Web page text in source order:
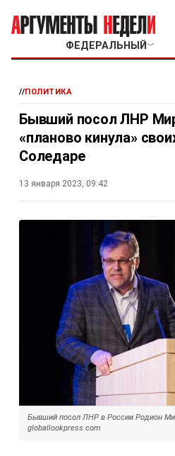
ФЕДЕРАЛЬНЫЙ ﹀
//ПОЛИТИКА
Бывший посол ЛНР
«планово кинула»
Соледаре
13 января 2023, 09:42
Бывший посол ЛНР в России Родион
globallookpress.com